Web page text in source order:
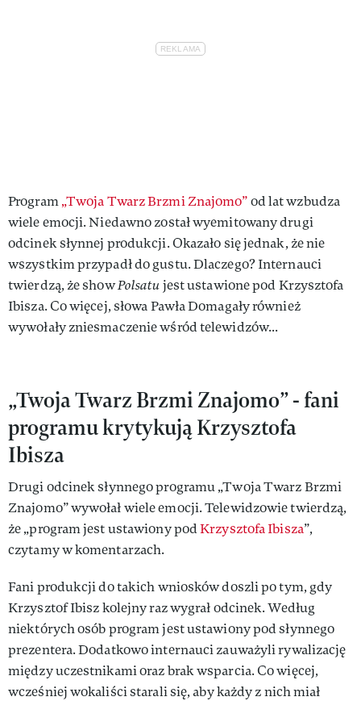
Program„Twoja Twarz Brzmi Znajomo”od lat wzbudza
wiele emocji. Niedawno został wyemitowany drugi
odcinek słynnej produkcji. Okazało się jednak, że nie
wszystkim przypadł do gustu. Dlaczego? Internauci
twierdzą, że showPolsatujest ustawione pod Krzysztofa
Ibisza. Co więcej, słowa Pawła Domagały również
wywołały zniesmaczenie wśród telewidzów...
„Twoja Twarz Brzmi Znajomo” - fani
programu krytykują Krzysztofa
Ibisza
Drugi odcinek słynnego programu „Twoja Twarz Brzmi
Znajomo” wywołał wiele emocji. Telewidzowie twierdzą,
że „program jest ustawiony podKrzysztofa Ibisza”,
czytamy w komentarzach.
Fani produkcji do takich wniosków doszli po tym, gdy
Krzysztof Ibisz kolejny raz wygrał odcinek. Według
niektórych osób program jest ustawiony pod słynnego
prezentera. Dodatkowo internauci zauważyli rywalizację
między uczestnikami oraz brak wsparcia. Co więcej,
wcześniej wokaliści starali się, aby każdy z nich miał